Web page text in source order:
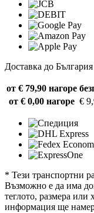
Доставка до България
от € 79,90 нагоре
от € 0,00 нагоре €
* Тези транспортни
Възможно е да има
теглото, размера или
информация ще